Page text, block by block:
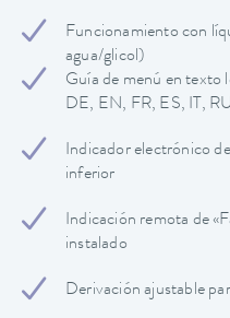
Funcionamiento con
agua/glicol)
Guía de menú en texto
DE, EN, FR, ES, IT, RU
Indicador electrónico
inferior
Indicación remota de
instalado
Derivación ajustable